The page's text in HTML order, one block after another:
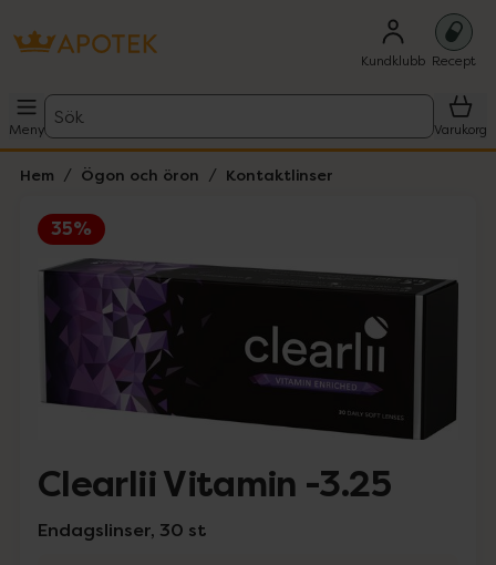
Kundklubb Recept
Meny
Sök
Varukorg
Hem Ögon och öron Kontaktlinser
35%
Lista: . Innehåller 1 objekt.
Hoppa över Lista
Clearlii Vitamin -3.25
Endagslinser, 30 st